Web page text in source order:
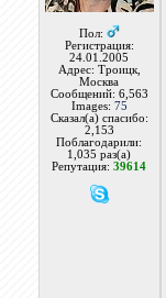
Пол:
Регистрация:
24.01.2005
Адрес: Троицк,
Москва
Сообщений: 6,563
Images: 75
Сказал(а) спасибо:
2,153
Поблагодарили:
1,035 раз(а)
Репутация:39614